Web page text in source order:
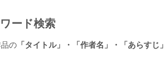
ード検索
の「タイトル」・「作者名」・「あらすじ」